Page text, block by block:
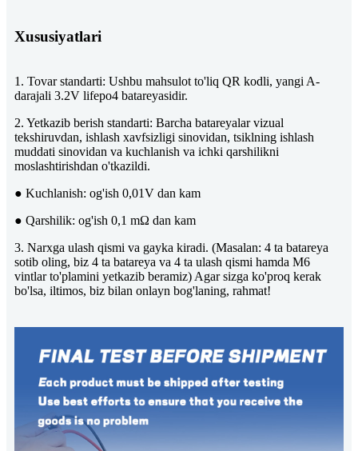
Xususiyatlari
1. Tovar standarti: Ushbu mahsulot to'liq QR kodli, yangi A-
darajali 3.2V lifepo4 batareyasidir.
2. Yetkazib berish standarti: Barcha batareyalar vizual
tekshiruvdan, ishlash xavfsizligi sinovidan, tsiklning ishlash
muddati sinovidan va kuchlanish va ichki qarshilikni
moslashtirishdan o'tkazildi.
● Kuchlanish: og'ish 0,01V dan kam
● Qarshilik: og'ish 0,1 mΩ dan kam
3. Narxga ulash qismi va gayka kiradi. (Masalan: 4 ta batareya
sotib oling, biz 4 ta batareya va 4 ta ulash qismi hamda M6
vintlar to'plamini yetkazib beramiz) Agar sizga ko'proq kerak
bo'lsa, iltimos, biz bilan onlayn bog'laning, rahmat!